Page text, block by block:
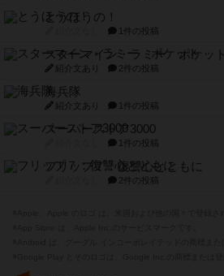
とうほうの！
1件の投稿
スターマイン・ラミー ポケット
紹介文あり 2件の投稿
海兵隊
紹介文あり 1件の投稿
スーパーストア3000
1件の投稿
フリップ７：復讐心とともに
2件の投稿